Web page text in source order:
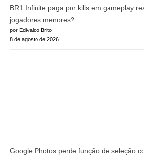
BR1 Infinite paga por kills em gameplay
jogadores menores?
por Edivaldo Brito
8 de agosto de 2026
Google Photos perde função de seleção